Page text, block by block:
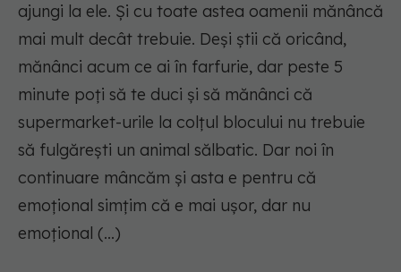
ajungi la ele. Și cu toate astea oamenii mănâncă
mai mult decât trebuie. Deși știi că oricând,
mănânci acum ce ai în farfurie, dar peste 5
minute poți să te duci și să mănânci că
supermarket-urile la colțul blocului nu trebuie
să fulgărești un animal sălbatic. Dar noi în
continuare mâncăm și asta e pentru că
emoțional simțim că e mai ușor, dar nu
emoțional (...)